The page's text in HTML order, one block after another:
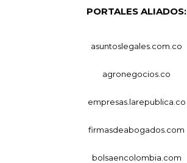
PORTALES ALIADOS:
asuntoslegales.com.co
agronegocios.co
empresas.larepublica.co
firmasdeabogados.com
bolsaencolombia.com